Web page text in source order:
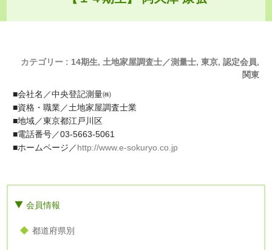
カテゴリー : 14期生, 土地家屋調査士／測量士, 東京, 認定会員,
関東
■会社名／中央登記測量㈱
■資格・職業／土地家屋調査士業
■地域／東京都江戸川区
■電話番号／03-5663-5061
■ホームページ／http://www.e-sokuryo.co.jp
会員情報
都道府県別